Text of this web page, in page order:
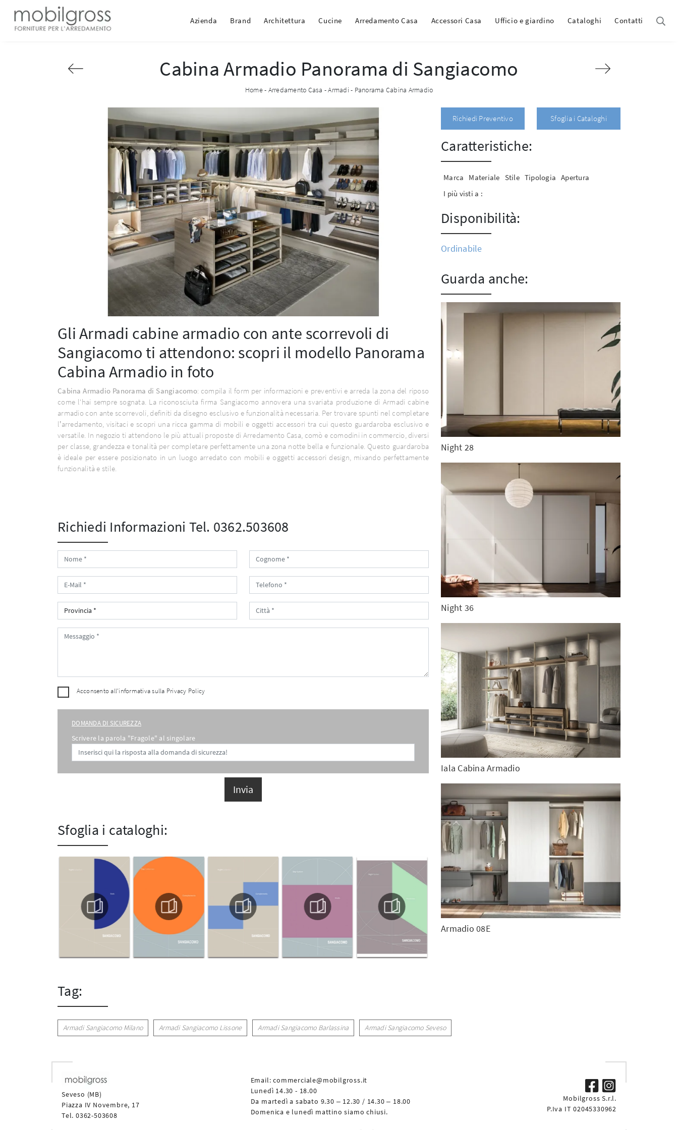
Azienda Brand Architettura Cucine Arredamento Casa Accessori Casa Ufficio e giardino Cataloghi Contatti
Cabina Armadio Panorama di Sangiacomo
Home- Arredamento Casa -Armadi - Panorama Cabina Armadio
Gli Armadi cabine armadio con ante scorrevoli di
Sangiacomo ti attendono: scopri il modello Panorama
Cabina Armadio in foto
Cabina Armadio Panorama di Sangiacomo: compila il form per informazioni e preventivi e arreda la zona del riposo
come l'hai sempre sognata. La riconosciuta firma Sangiacomo annovera una svariata produzione di Armadi cabine
armadio con ante scorrevoli, definiti da disegno esclusivo e funzionalità necessaria. Per trovare spunti nel completare
l’arredamento, visitaci e scopri una ricca gamma di mobili e oggetti accessori tra cui questo guardaroba esclusivo e
versatile. In negozio ti attendono le più attuali proposte di Arredamento Casa, comò e comodini in commercio, diversi
per classe, grandezza e tonalità per completare perfettamente una zona notte bella e funzionale. Questo guardaroba
è ideale per essere posizionato in un luogo arredato con mobili e oggetti accessori design, mixando perfettamente
funzionalità e stile.
Richiedi Informazioni Tel. 0362.503608
Acconsento all'informativa sulla Privacy Policy
DOMANDA DI SICUREZZA
Scrivere la parola "Fragole" al singolare
Invia
Sfoglia i cataloghi:
Richiedi Preventivo Sfoglia i Cataloghi
Caratteristiche:
Marca Materiale Stile Tipologia Apertura
I più visti a :
Disponibilità:
Ordinabile
Guarda anche:
Night 28
Night 36
Iala Cabina Armadio
Armadio 08E
Tag:
Armadi Sangiacomo Milano Armadi Sangiacomo Lissone Armadi Sangiacomo Barlassina Armadi Sangiacomo Seveso
Seveso (MB)
Piazza IV Novembre, 17
Tel. 0362-503608
Email:commerciale@mobilgross.it
Lunedì 14.30 - 18.00
Da martedì a sabato 9.30 – 12.30 / 14.30 – 18.00
Domenica e lunedì mattino siamo chiusi.
Mobilgross S.r.l.
P.Iva IT 02045330962